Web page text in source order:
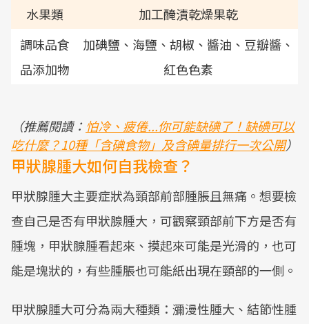
水果類
加工醃漬乾燥果乾
調味品食
品添加物
加碘鹽、海鹽、胡椒、醬油、豆瓣醬、
紅色色素
（推薦閱讀： 怕冷、疲倦...你可能缺碘了！缺碘可以
吃什麼？10種「含碘食物」及含碘量排行一次公開）
甲狀腺腫大如何自我檢查？
甲狀腺腫大主要症狀為頸部前部腫脹且無痛。想要檢
查自己是否有甲狀腺腫大，可觀察頸部前下方是否有
腫塊，甲狀腺腫看起來、摸起來可能是光滑的，也可
能是塊狀的，有些腫脹也可能紙出現在頸部的一側。
甲狀腺腫大可分為兩大種類：瀰漫性腫大、結節性腫